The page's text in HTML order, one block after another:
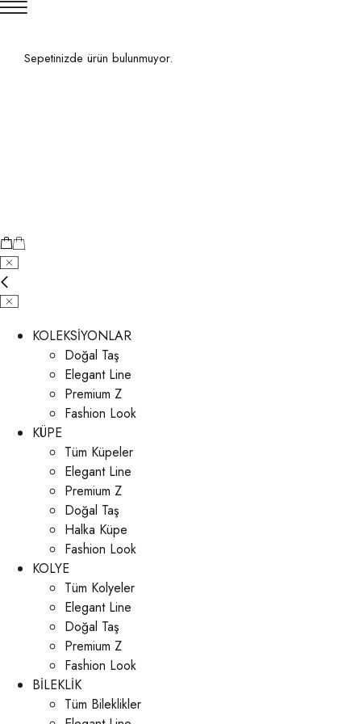
Sepetinizde ürün bulunmuyor.
KOLEKSİYONLAR
Doğal Taş
Elegant Line
Premium Z
Fashion Look
KÜPE
Tüm Küpeler
Elegant Line
Premium Z
Doğal Taş
Halka Küpe
Fashion Look
KOLYE
Tüm Kolyeler
Elegant Line
Doğal Taş
Premium Z
Fashion Look
BİLEKLİK
Tüm Bileklikler